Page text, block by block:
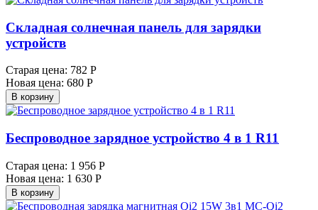
Складная солнечная панель для зарядки
устройств
Старая цена: 782 Р
Новая цена: 680 Р
В корзину
Беспроводное зарядное устройство 4 в 1 R11
Старая цена: 1 956 Р
Новая цена: 1 630 Р
В корзину